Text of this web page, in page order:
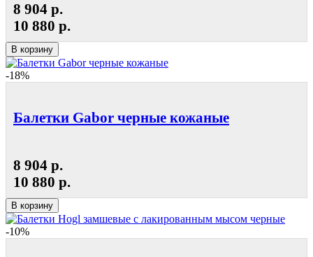
8 904 р.
10 880 р.
В корзину
-18%
Балетки Gabor черные кожаные
8 904 р.
10 880 р.
В корзину
-10%